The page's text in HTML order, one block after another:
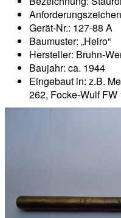
Gerät-Nr.: 127-88 A
Baumuster: „Heiro“
Hersteller: Bruhn-
Baujahr: ca. 1944
Eingebaut in: z.B.
262, Focke-Wulf FW